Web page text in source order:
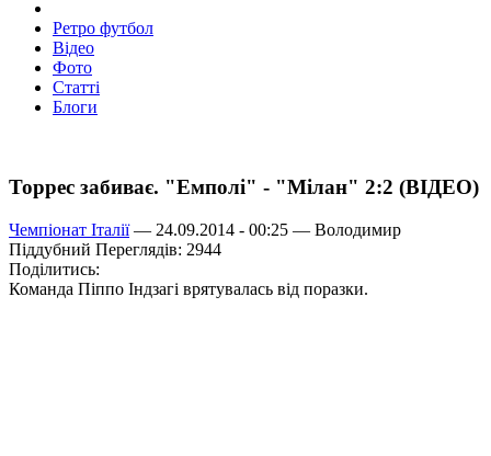
Ретро футбол
Відео
Фото
Статті
Блоги
Торрес забиває. "Емполі" - "Мілан" 2:2 (ВІДЕО)
Чемпіонат Італії— 24.09.2014 - 00:25 — Володимир
Піддубний Переглядів: 2944
Поділитись:
Команда Піппо Індзагі врятувалась від поразки.